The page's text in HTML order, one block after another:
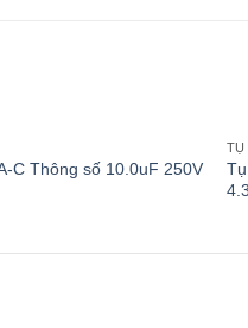
Add to
wishlist
C Thông số 10.0uF 250V
TỤ